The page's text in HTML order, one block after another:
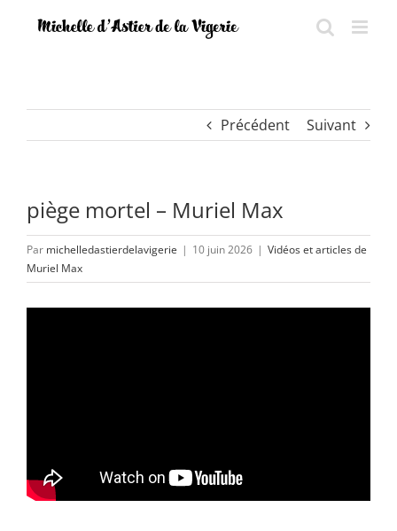
Précédent Suivant
piège mortel – Muriel Max
Par michelledastierdelavigerie | 10 juin 2026 | Vidéos et articles de
Muriel Max